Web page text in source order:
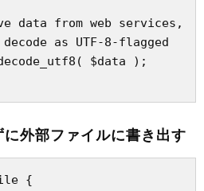
data from web services,
as UTF-8-flagged
$data );
外部ファイルに書き出す
{